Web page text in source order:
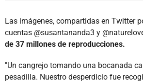
Las imágenes, compartidas en Twitter
cuentas @susantananda3 y
de 37 millones de reproducciones.
"Un cangrejo tomando una bocanada
pesadilla. Nuestro desperdicio fue